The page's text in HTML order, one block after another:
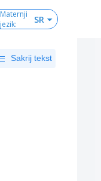
Maternji
jezik: SR
Sakrij tekst